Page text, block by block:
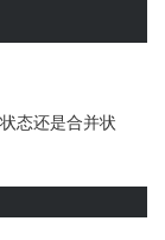
态还是合并状